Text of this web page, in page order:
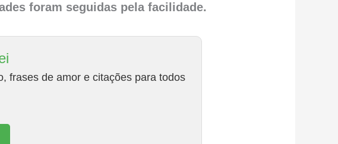
foram seguidas pela facilidade.
frases de amor e citações para todos